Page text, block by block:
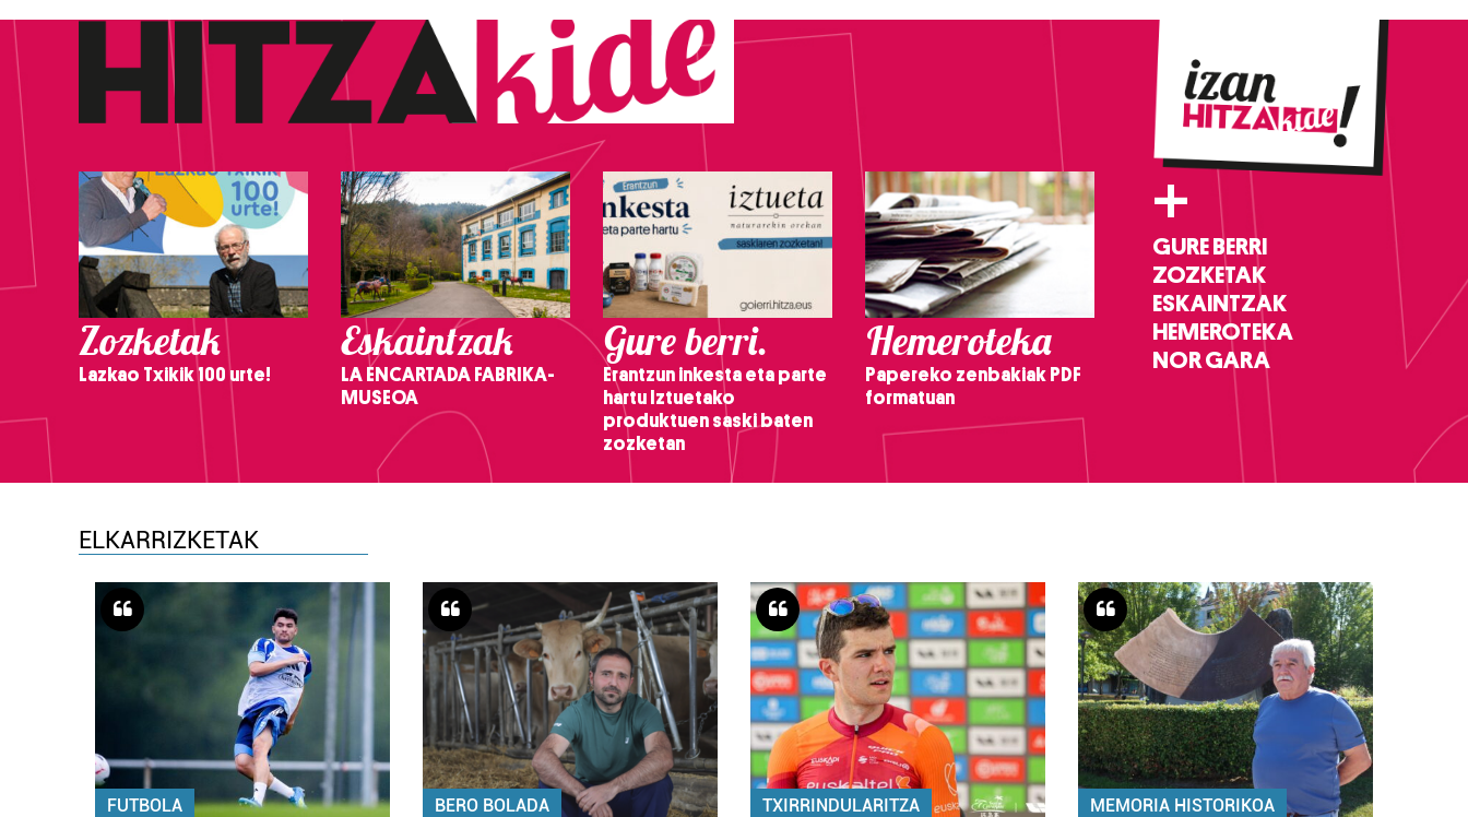
Zozketak
Lazkao Txikik 100 urte!
Eskaintzak
LA ENCARTADA FABRIKA-
MUSEOA
Gure berri.
Erantzun inkesta eta parte
hartu Iztuetako
produktuen saski baten
zozketan
Hemeroteka
Papereko zenbakiak PDF
formatuan
+
GURE BERRI
ZOZKETAK
ESKAINTZAK
HEMEROTEKA
NOR GARA
ELKARRIZKETAK
FUTBOLA BERO BOLADA TXIRRINDULARITZA MEMORIA HISTORIKOA